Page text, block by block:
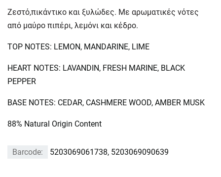
Ζεστό,πικάντικο και ξυλώδες. Με αρωματικές νότες
από μαύρο πιπέρι, λεμόνι και κέδρο.
TOP NOTES: LEMON, MANDARINE, LIME
HEART NOTES: LAVANDIN, FRESH MARINE, BLACK
PEPPER
BASE NOTES: CEDAR, CASHMERE WOOD, AMBER MUSK
88% Natural Origin Content
Barcode: 5203069061738, 5203069090639